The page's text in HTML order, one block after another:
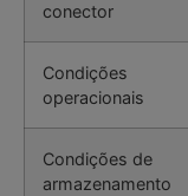
conector
Condições
operacionais
Condições de
armazenamento